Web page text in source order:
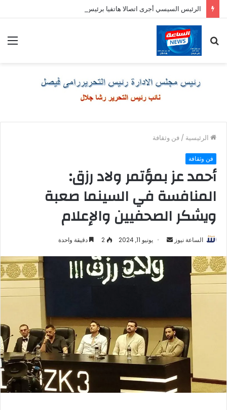
الرئيس السيسي أجرى اتصالا هاتفيا برئيس وزراء اليونان
عن
الرئيسية / فن وثقافة
فن وثقافة
أحمد عز بمؤتمر ولاد رزق:
المنافسة في السينما صعبة
ويشكر الصحفيين والإعلام
الساعة نيوز
أرسل
إلكترونيا
يونيو 11, 2024 2 دقيقة واحدة